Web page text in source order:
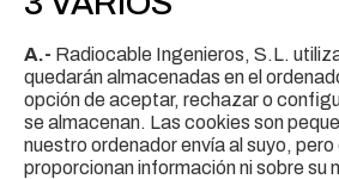
A.- Radiocable Ingenieros, S.L.
quedarán almacenadas en el
opción de aceptar, rechazar o
se almacenan. Las cookies son
nuestro ordenador envía al suyo, pero
proporcionan información ni sobre su